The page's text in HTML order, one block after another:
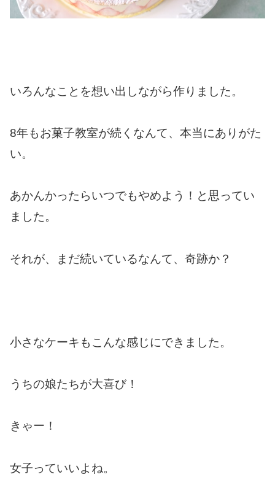
いろんなことを想い出しながら作りました。
8年もお菓子教室が続くなんて、本当にありがた
い。
あかんかったらいつでもやめよう！と思ってい
ました。
それが、まだ続いているなんて、奇跡か？
小さなケーキもこんな感じにできました。
うちの娘たちが大喜び！
きゃー！
女子っていいよね。